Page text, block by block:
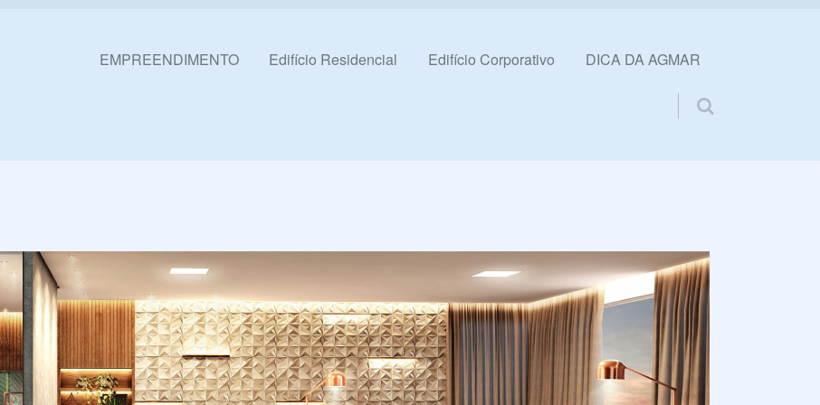
Pular para o conteúdo
EMPREENDIMENTO Edifício Residencial Edifício Corporativo DICA DA AGMAR